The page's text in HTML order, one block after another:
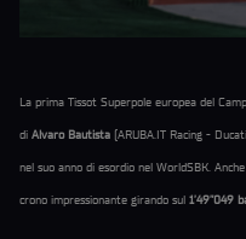
La prima Tissot Superpole europea del
di Alvaro Bautista (ARUBA.IT Racing -
nel suo anno di esordio nel WorldSBK.
crono impressionante girando sul 1’49”049